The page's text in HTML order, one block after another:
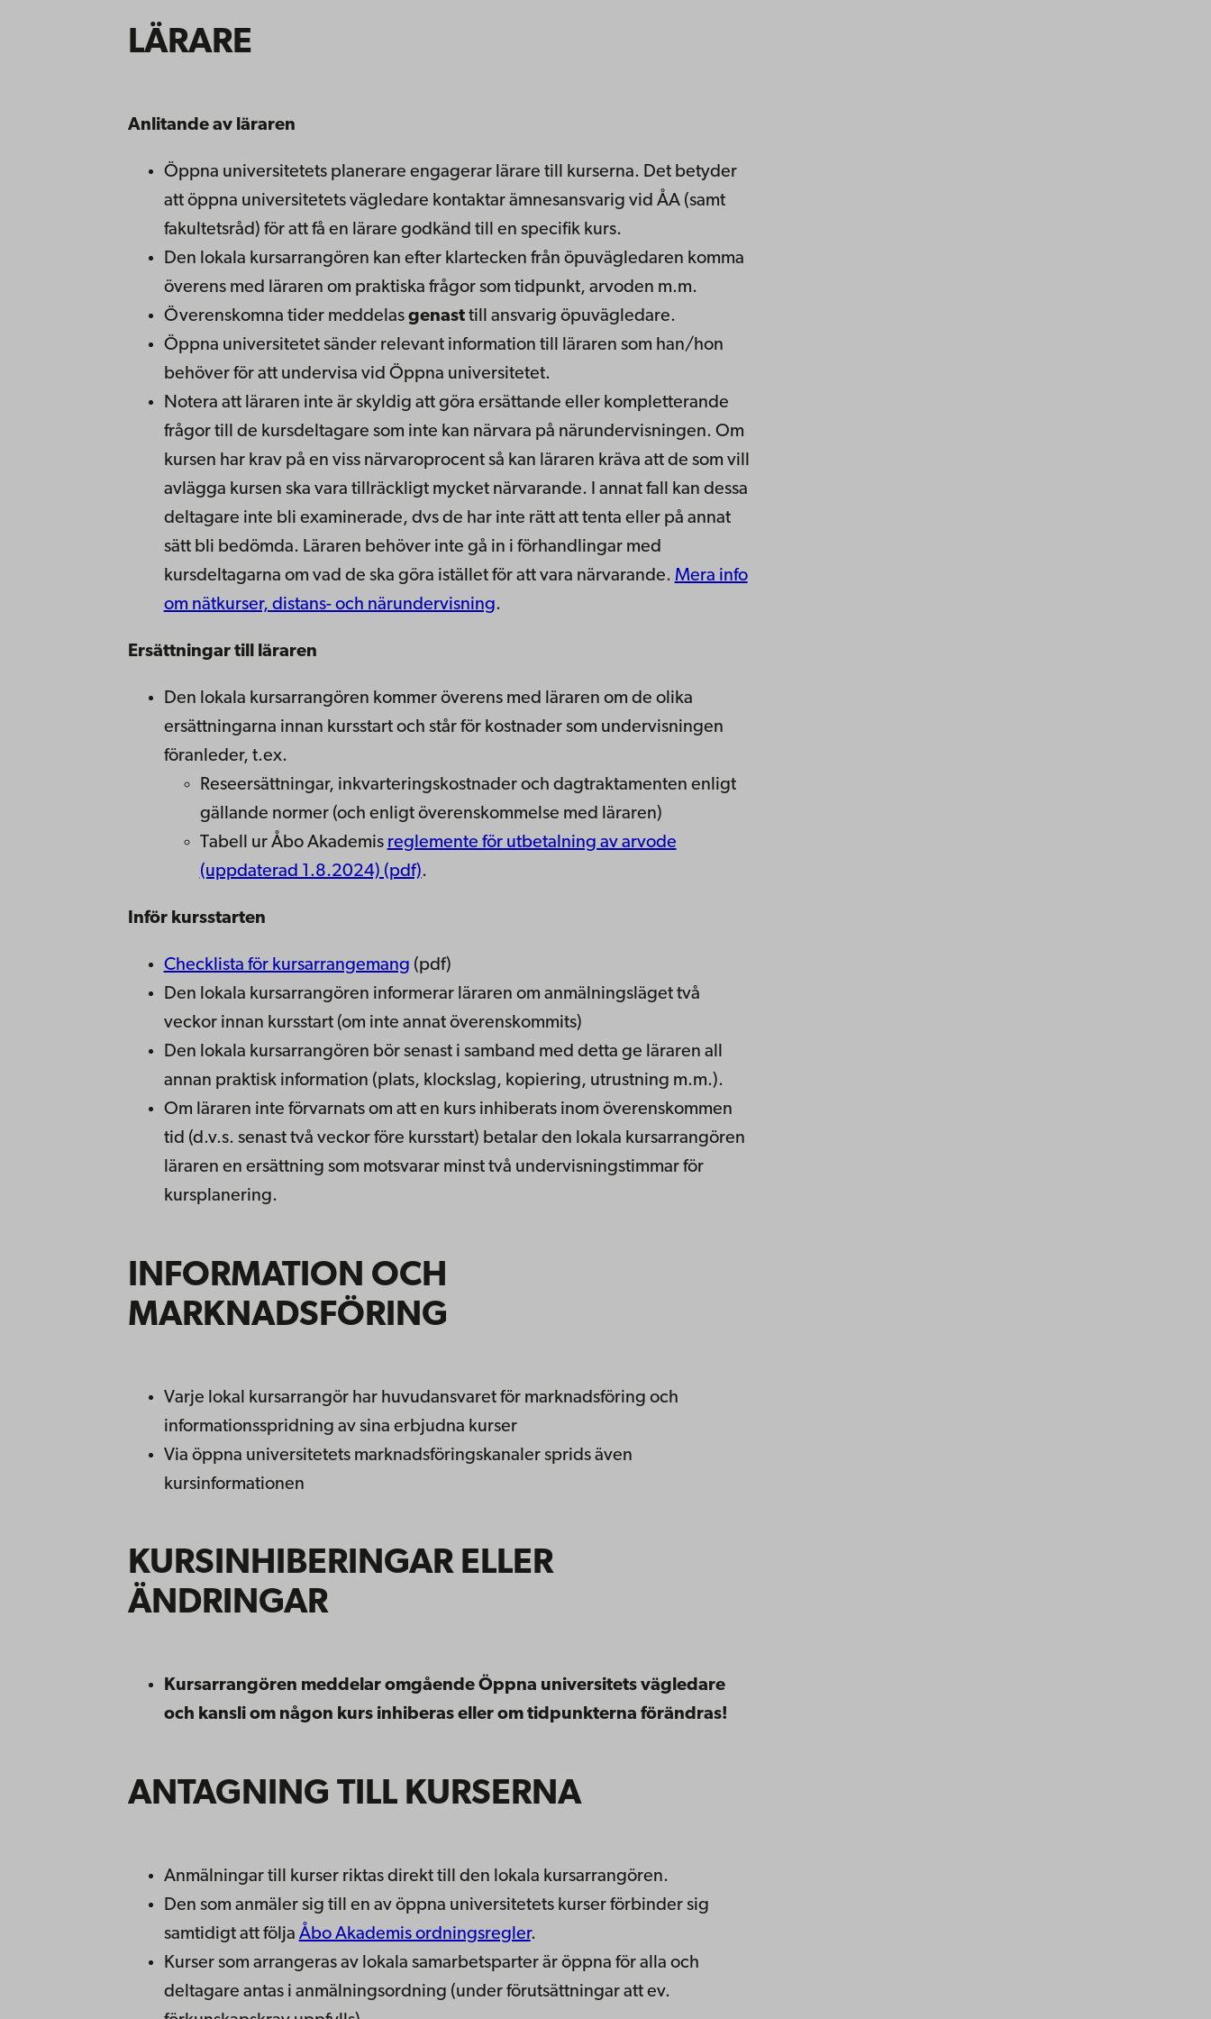
LÄRARE
Anlitande av läraren
Öppna universitetets planerare engagerar lärare till kurserna. Det betyder
att öppna universitetets vägledare kontaktar ämnesansvarig vid ÅA (samt
fakultetsråd) för att få en lärare godkänd till en specifik kurs.
Den lokala kursarrangören kan efter klartecken från öpuvägledaren komma
överens med läraren om praktiska frågor som tidpunkt, arvoden m.m.
Överenskomna tider meddelas genast till ansvarig öpuvägledare.
Öppna universitetet sänder relevant information till läraren som han/hon
behöver för att undervisa vid Öppna universitetet.
Notera att läraren inte är skyldig att göra ersättande eller kompletterande
frågor till de kursdeltagare som inte kan närvara på närundervisningen. Om
kursen har krav på en viss närvaroprocent så kan läraren kräva att de som vill
avlägga kursen ska vara tillräckligt mycket närvarande. I annat fall kan dessa
deltagare inte bli examinerade, dvs de har inte rätt att tenta eller på annat
sätt bli bedömda. Läraren behöver inte gå in i förhandlingar med
kursdeltagarna om vad de ska göra istället för att vara närvarande. Mera info
om nätkurser, distans- och närundervisning.
Ersättningar till läraren
Den lokala kursarrangören kommer överens med läraren om de olika
ersättningarna innan kursstart och står för kostnader som undervisningen
föranleder, t.ex.
Reseersättningar, inkvarteringskostnader och dagtraktamenten enligt
gällande normer (och enligt överenskommelse med läraren)
Tabell ur Åbo Akademis reglemente för utbetalning av arvode
(uppdaterad 1.8.2024) (pdf).
Inför kursstarten
Checklista för kursarrangemang (pdf)
Den lokala kursarrangören informerar läraren om anmälningsläget två
veckor innan kursstart (om inte annat överenskommits)
Den lokala kursarrangören bör senast i samband med detta ge läraren all
annan praktisk information (plats, klockslag, kopiering, utrustning m.m.).
Om läraren inte förvarnats om att en kurs inhiberats inom överenskommen
tid (d.v.s. senast två veckor före kursstart) betalar den lokala kursarrangören
läraren en ersättning som motsvarar minst två undervisningstimmar för
kursplanering.
INFORMATION OCH
MARKNADSFÖRING
Varje lokal kursarrangör har huvudansvaret för marknadsföring och
informationsspridning av sina erbjudna kurser
Via öppna universitetets marknadsföringskanaler sprids även
kursinformationen
KURSINHIBERINGAR ELLER
ÄNDRINGAR
Kursarrangören meddelar omgående Öppna universitets vägledare
och kansli om någon kurs inhiberas eller om tidpunkterna förändras!
ANTAGNING TILL KURSERNA
Anmälningar till kurser riktas direkt till den lokala kursarrangören.
Den som anmäler sig till en av öppna universitetets kurser förbinder sig
samtidigt att följa Åbo Akademis ordningsregler.
Kurser som arrangeras av lokala samarbetsparter är öppna för alla och
deltagare antas i anmälningsordning (under förutsättningar att ev.